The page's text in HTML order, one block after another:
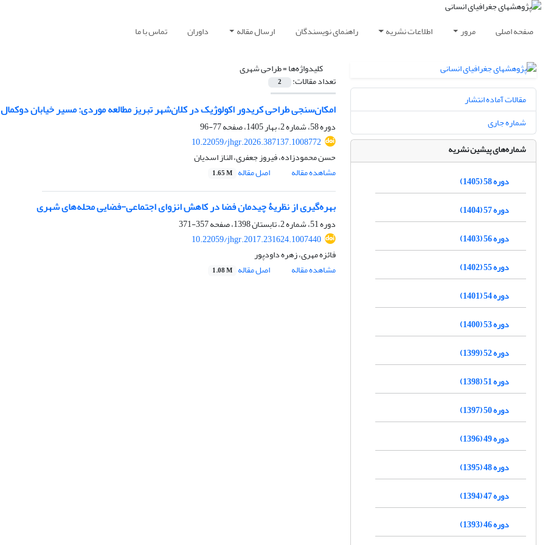
صفحه اصلی مرور اطلاعات نشریه راهنمای نویسندگان ارسال مقاله داوران تماس با ما
کلیدواژه‌ها =طراحی شهری
تعداد مقالات: 2
امکان‌سنجی طراحی کریدور اکولوژیک در کلان‌شهر تبریز مطالعه موردی: مسیر خیابان دوکمال
دوره 58، شماره 2، بهار 1405، صفحه
77-96
10.22059/jhgr.2026.387137.1008772
حسن محمودزاده، فیروز جعفری، الناز اسدیان
مشاهده مقاله
اصل مقاله 1.65 M
بهره‌گیری از نظریۀ چیدمان فضا در کاهش انزوای اجتماعی-فضایی محله‌های شهری
دوره 51، شماره 2، تابستان 1398، صفحه
357-371
10.22059/jhgr.2017.231624.1007440
فائزه مهری، زهره داودپور
مشاهده مقاله
اصل مقاله 1.08 M
مقالات آماده انتشار
شماره جاری
شماره‌های پیشین نشریه
دوره 58 (1405)
دوره 57 (1404)
دوره 56 (1403)
دوره 55 (1402)
دوره 54 (1401)
دوره 53 (1400)
دوره 52 (1399)
دوره 51 (1398)
دوره 50 (1397)
دوره 49 (1396)
دوره 48 (1395)
دوره 47 (1394)
دوره 46 (1393)